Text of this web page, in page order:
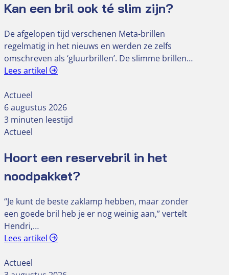
Kan een bril ook té slim zijn?
De afgelopen tijd verschenen Meta-brillen
regelmatig in het nieuws en werden ze zelfs
omschreven als ‘gluurbrillen’. De slimme brillen…
Lees artikel
Actueel
6 augustus 2026
3 minuten leestijd
Actueel
Hoort een reservebril in het
noodpakket?
“Je kunt de beste zaklamp hebben, maar zonder
een goede bril heb je er nog weinig aan,” vertelt
Hendri,…
Lees artikel
Actueel